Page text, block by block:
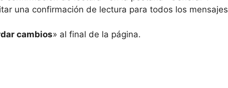
una confirmación de lectura para todos los mensajes
cambios» al final de la página.